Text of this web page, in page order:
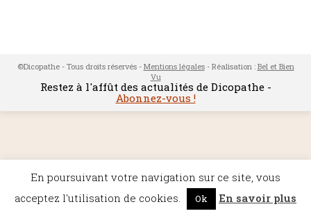
©Dicopathe - Tous droits réservés - Mentions légales- Réalisation : Bel et Bien
Vu
Restez à l'affût des actualités de Dicopathe -
Abonnez-vous !
En poursuivant votre navigation sur ce site, vous
acceptez l'utilisation de cookies.
Ok En savoir plus